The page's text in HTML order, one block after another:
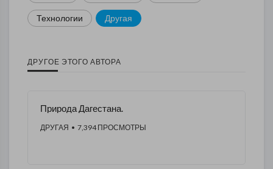
Технологии Другая
ДРУГОЕ ЭТОГО АВТОРА
Природа Дагестана.
ДРУГАЯ • 7,394 ПРОСМОТРЫ